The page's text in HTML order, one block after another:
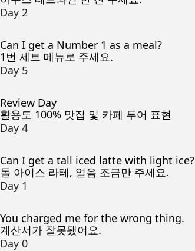
Day 2
Can I get a Number 1 as a meal?
1번 세트 메뉴로 주세요.
Day 5
Review Day
활용도 100% 맛집 및 카페 투어 표현
Day 4
Can I get a tall iced latte with light ice?
톨 아이스 라테, 얼음 조금만 주세요.
Day 1
You charged me for the wrong thing.
계산서가 잘못됐어요.
Day 0